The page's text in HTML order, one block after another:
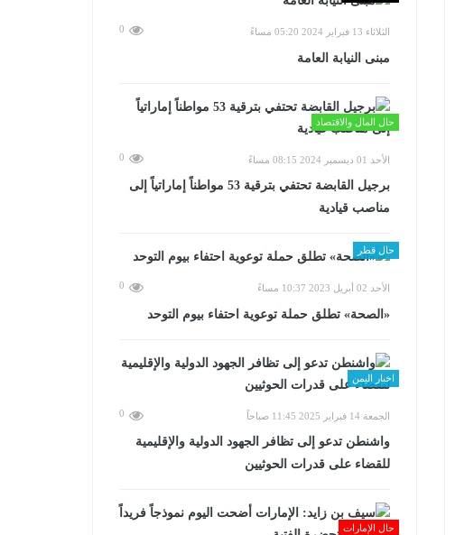
الثلاثاء 13 فبراير 2024 05:20 مساءً 0
مبنى النيابة العامة
حال المال والاقتصاد
الأحد 01 ديسمبر 2024 08:15 مساءً 0
برجيل القابضة تحتفي بترقية 53 مواطناً إماراتياً إلى
مناصب قيادية
حال قطر
الأحد 02 أبريل 2023 10:37 مساءً 0
«الصحة» تطلق حملة توعوية احتفاء بيوم التوحد
اخبار اليمن
الجمعة 14 فبراير 2025 11:45 صباحاً 0
واشنطن تدعو إلى تظافر الجهود الدولية والإقليمية
للقضاء على قدرات الحوثيين
حال الإمارات